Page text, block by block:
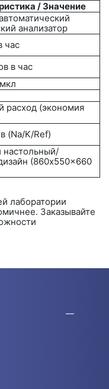
/ Значение
анализатор
час
в час
расход (экономия
(Na/K/Ref)
настольный/
(860x550x660
лаборатории
Заказывайте